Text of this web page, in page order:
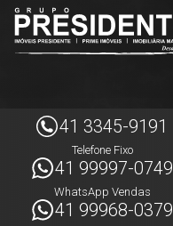
41 3345-9191
Telefone Fixo
41 99997-0749
WhatsApp Vendas
41 99968-0379